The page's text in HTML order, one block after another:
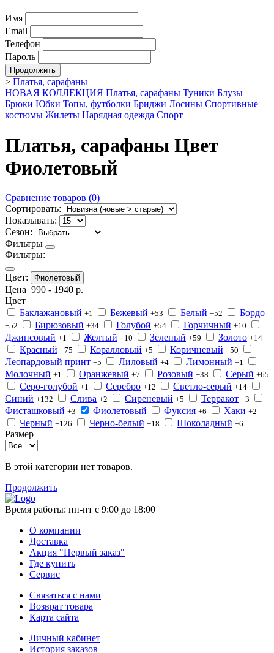
Имя
Email
Телефон
Пароль
Продолжить
> Платья, сарафаны
НОВАЯ КОЛЛЕКЦИЯ Платья, сарафаны Туники Блузы
Брюки Юбки Топы, футболки Бриджи Лосины Спортивные
костюмы Жилеты Нарядная одежда Спорт
Платья, сарафаны Цвет
Фиолетовый
Сравнение товаров (0)
Сортировать:
Показывать:
Сезон:
Фильтры
Фильтры:
Цвет: Фиолетовый
Цена 990 - 1940 р.
Цвет
Баклажановый +1 Бежевый +53 Белый +52 Бордо
+52 Бирюзовый +34 Голубой +54 Горчичный +10
Джинсовый +1 Желтый +10 Зеленый +59 Золото +14
Красный +75 Коралловый +5 Коричневый +50
Леопардовый принт +5 Лиловый +4 Лимонный +1
Молочный +1 Оранжевый +7 Розовый +38 Серый +65
Серо-голубой +1 Серебро +12 Светло-серый +14
Синий +132 Слива +2 Сиреневый +5 Терракот +3
Фисташковый +3 Фиолетовый Фуксия +6 Хаки +2
Черный +126 Черно-белый +18 Шоколадный +6
Размер
В этой категории нет товаров.
Продолжить
Время работы: пн-пт с 9:00 до 18:00
О компании
Доставка
Акция "Первый заказ"
Где купить
Сервис
Связаться с нами
Возврат товара
Карта сайта
Личный кабинет
История заказов